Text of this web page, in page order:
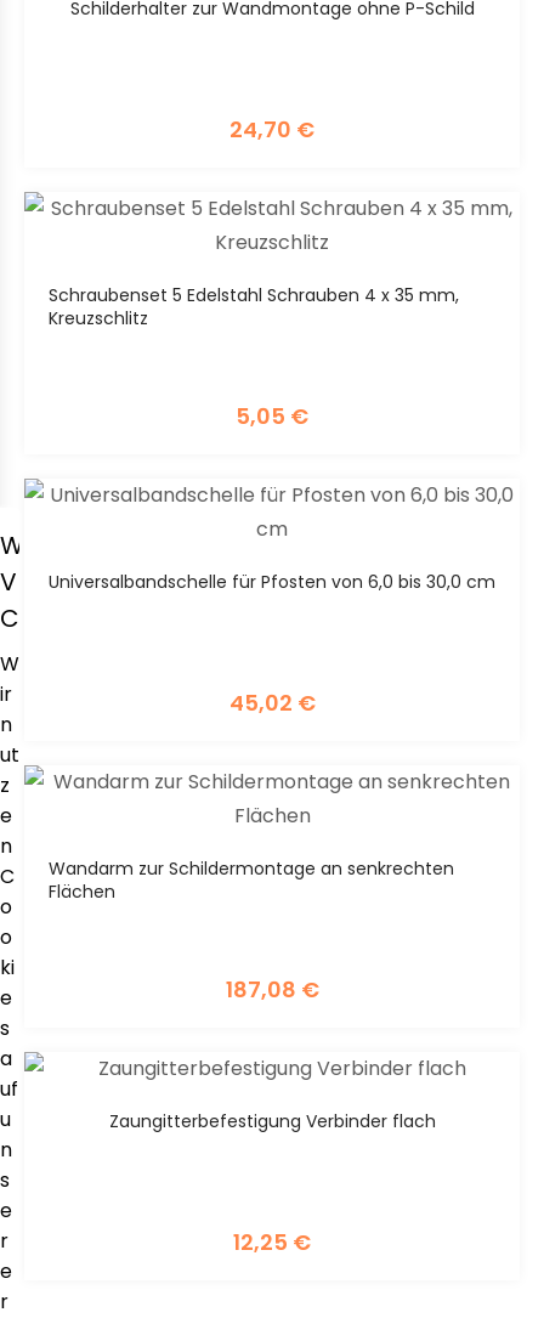
Schilderhalter zur Wandmontage ohne P-Schild
24,70 €
Schraubenset 5 Edelstahl Schrauben 4 x 35 mm,
Kreuzschlitz
5,05 €
Universalbandschelle für Pfosten von 6,0 bis 30,0 cm
45,02 €
Wandarm zur Schildermontage an senkrechten
Flächen
187,08 €
Zaungitterbefestigung Verbinder flach
12,25 €
WIR
VERWENDEN
COOKIES
W
ir
n
ut
z
e
n
C
o
o
ki
e
s
a
uf
u
n
s
e
r
e
r